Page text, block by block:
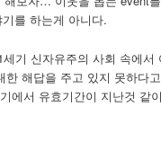
를 하는게 아니다.
기 신자유주의 사회 속에서
한 해답을 주고 있지 못하다
에서 유효기간이 지난것 같